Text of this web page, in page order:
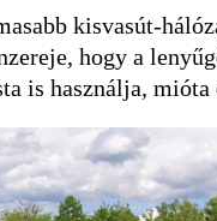
kisvasút-
hogy a
is használja,